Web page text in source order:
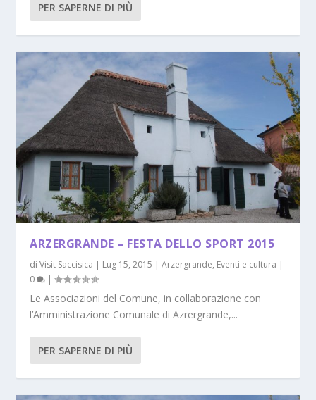
PER SAPERNE DI PIÙ
ARZERGRANDE – FESTA DELLO SPORT 2015
diVisit Saccisica | Lug 15, 2015 |Arzergrande, Eventi e cultura |
0
|
Le Associazioni del Comune, in collaborazione con
l’Amministrazione Comunale di Azrergrande,...
PER SAPERNE DI PIÙ